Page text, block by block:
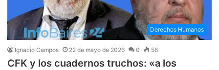
Derechos Humanos
Ignacio Campos 22 de mayo de 2026 0 56
CFK y los cuadernos truchos: «a los